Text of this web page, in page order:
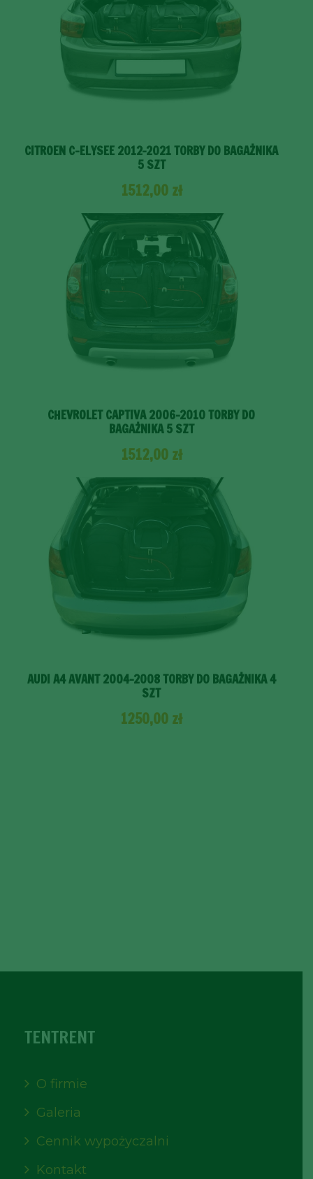
CITROEN C-ELYSEE 2012-2021 TORBY DO BAGAŻNIKA
5 SZT
1512,00 zł
CHEVROLET CAPTIVA 2006-2010 TORBY DO
BAGAŻNIKA 5 SZT
1512,00 zł
AUDI A4 AVANT 2004-2008 TORBY DO BAGAŻNIKA 4
SZT
1250,00 zł
TENTRENT
O firmie
Galeria
Cennik wypożyczalni
Kontakt